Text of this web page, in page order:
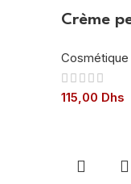
Crème
Cosmétique
115,00 Dhs